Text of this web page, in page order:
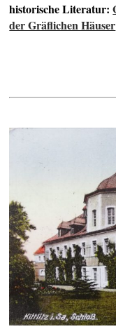
historische Literatur:
der Gräflichen Häuser